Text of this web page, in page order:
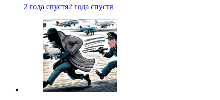
2 года спустя2 года спустя